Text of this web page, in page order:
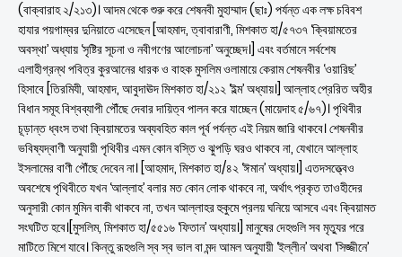
(বাক্বারাহ ২/২১৩)। আদম থেকে শুরু করে শেষনবী মুহাম্মাদ (ছাঃ) পর্যন্ত এক লক্ষ চবিবশ
হাযার পয়গাম্বর দুনিয়াতে এসেছেন [আহমাদ, ত্বাবারাণী, মিশকাত হা/৫৭৩৭ ‘ক্বিয়ামতের
অবস্থা’ অধ্যায় ‘সৃষ্টির সূচনা ও নবীগণের আলোচনা’ অনুচ্ছেদ।] এবং বর্তমানে সর্বশেষ
এলাহীগ্রন্থ পবিত্র কুরআনের ধারক ও বাহক মুসলিম ওলামায়ে কেরাম শেষনবীর ‘ওয়ারিছ’
হিসাবে [তিরমিযী, আহমাদ, আবুদাঊদ মিশকাত হা/২১২ ‘ইল্ম’ অধ্যায়।] আল্লাহ প্রেরিত অহীর
বিধান সমূহ বিশ্বব্যাপী পৌঁছে দেবার দায়িত্ব পালন করে যাচ্ছেন (মায়েদাহ ৫/৬৭)। পৃথিবীর
চূড়ান্ত ধ্বংস তথা ক্বিয়ামতের অব্যবহিত কাল পূর্ব পর্যন্ত এই নিয়ম জারি থাকবে। শেষনবীর
ভবিষ্যদ্বাণী অনুযায়ী পৃথিবীর এমন কোন বস্তি ও ঝুপড়ি ঘরও থাকবে না, যেখানে আল্লাহ
ইসলামের বাণী পৌঁছে দেবেন না। [আহমাদ, মিশকাত হা/৪২ ‘ঈমান’ অধ্যায়।] এতদসত্ত্বেও
অবশেষে পৃথিবীতে যখন ‘আল্লাহ’ বলার মত কোন লোক থাকবে না, অর্থাৎ প্রকৃত তাওহীদের
অনুসারী কোন মুমিন বাকী থাকবে না, তখন আল্লাহর হুকুমে প্রলয় ঘনিয়ে আসবে এবং ক্বিয়ামত
সংঘটিত হবে।[মুসলিম, মিশকাত হা/৫৫১৬ ‘ফিতান’ অধ্যায়।] মানুষের দেহগুলি সব মৃত্যুর পরে
মাটিতে মিশে যাবে। কিন্তু রূহগুলি স্ব স্ব ভাল বা মন্দ আমল অনুযায়ী ‘ইল্লীন’ অথবা ‘সিজ্জীনে’